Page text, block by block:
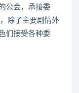
公会，承接委
除了主要剧情外
们接受各种委